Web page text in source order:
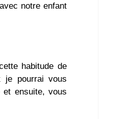
notre enfant
habitude de
je pourrai vous
ensuite, vous